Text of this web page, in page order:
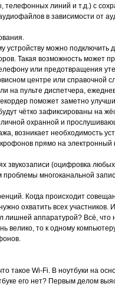
телефонных линий и т.д.) с
в зависимости от
устройству можно
Такая возможность может
или предотвращения
центре или справочной
на пульте диспетчера,
поможет заметно
чётко зафиксированы на
охранной и
возникает необходимость
прямо на
звукозаписи (оцифровка
многоканальной
Когда происходит
охватить всех участников.
лишней аппаратурой? Всё,
велико, то к одному
такое Wi-Fi. В ноутбуки на
его нет? Первым делом